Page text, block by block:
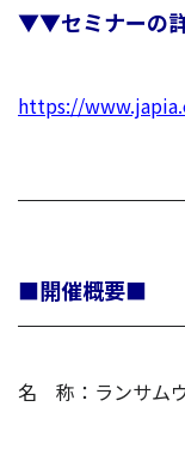
▼▼セミナーの
https://
■開催概要■
名 称：ランサム